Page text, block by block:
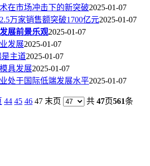
在市场冲击下的新突破2025-01-07
万家销售额突破1700亿元2025-01-07
展前景乐观2025-01-07
发展2025-01-07
是主道2025-01-07
具发展2025-01-07
处于国际低端发展水平2025-01-07
44 45 46 47 末页 共 47页561条